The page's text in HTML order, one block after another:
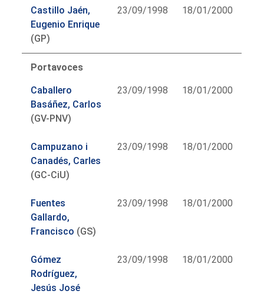
Castillo Jaén,
Eugenio Enrique
(GP)
23/09/1998 18/01/2000
Portavoces
Caballero
Basáñez, Carlos
(GV-PNV)
23/09/1998 18/01/2000
Campuzano i
Canadés, Carles
(GC-CiU)
23/09/1998 18/01/2000
Fuentes
Gallardo,
Francisco (GS)
23/09/1998 18/01/2000
Gómez
Rodríguez,
Jesús José
23/09/1998 18/01/2000